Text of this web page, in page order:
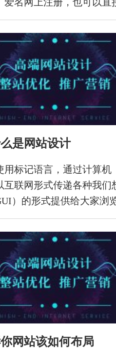
是网站设计
用标记语言，通过计算机
互联网形式传递各种我们
）的形式提供给大家浏
网站该如何布局